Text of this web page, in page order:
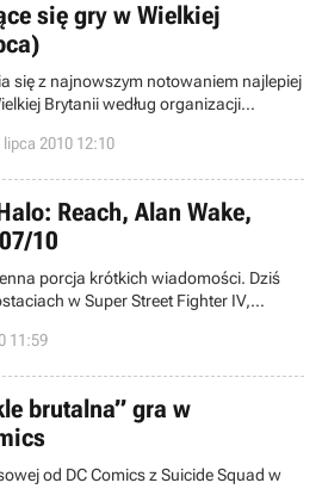
– Fable III.
się gry w Wielkiej
się z najnowszym notowaniem najlepiej
Brytanii według organizacji
między 18 a 24 lipca.
lipca 2010 12:10
Reach, Alan Wake,
10
porcja krótkich wiadomości. Dziś
w Super Street Fighter IV,
spadających przychodach Atari,
a także zbliżającej się premierze
11:59
brutalna” gra w
od DC Comics z Suicide Squad w